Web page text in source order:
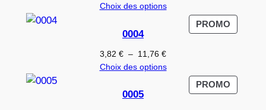
de
3,82 €
11,76 €
Choix des options
PROMO
EN
0004
3,82 € – 11,76 €Plage
de
3,82 €
Choix des options
PROMO
EN
0005